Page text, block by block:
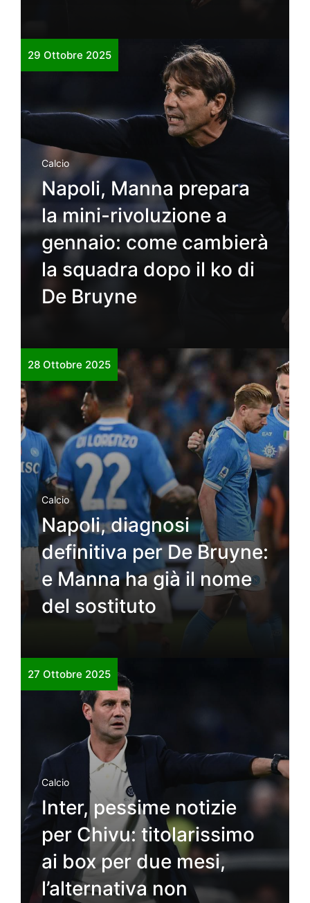
29 Ottobre 2025
Calcio
Napoli, Manna prepara
la mini-rivoluzione a
gennaio: come cambierà
la squadra dopo il ko di
De Bruyne
28 Ottobre 2025
Calcio
Napoli, diagnosi
definitiva per De Bruyne:
e Manna ha già il nome
del sostituto
27 Ottobre 2025
Calcio
Inter, pessime notizie
per Chivu: titolarissimo
ai box per due mesi,
l’alternativa non